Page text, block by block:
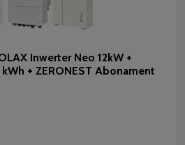
Inwerter Neo 12kW +
+ ZERONEST Abonament